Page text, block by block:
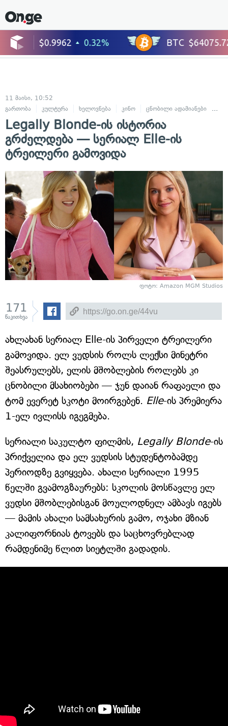
11 მაისი, 10:52
გართობა
კულტურა ხელოვნება კინო ცნობილი ადამიანები
Legally Blonde-ის ისტორია
გრძელდება — სერიალ Elle-ის
ტრეილერი გამოვიდა
ფოტო: Amazon MGM Studios
171
წაკითხვა
ახლახან სერიალ Elle-ის პირველი ტრეილერი
გამოვიდა. ელ ვუდსის როლს ლექსი მინეტრი
შეასრულებს, ელის მშობლების როლებს კი
ცნობილი მსახიობები — ჯუნ დაიან რაფაელი და
ტომ ევერეტ სკოტი მოირგებენ. Elle-ის პრემიერა
1-ელ ივლისს იგეგმება.
სერიალი საკულტო ფილმის, Legally Blonde-ის
პრიქველია და ელ ვუდსის სტუდენტობამდე
პერიოდზე გვიყვება. ახალი სერიალი 1995
წელში გვამოგზაურებს: სკოლის მოსწავლე ელ
ვუდსი მშობლებისგან მოულოდნელ ამბავს იგებს
— მამის ახალი სამსახურის გამო, ოჯახი მზიან
კალიფორნიას ტოვებს და საცხოვრებლად
რამდენიმე წლით სიეტლში გადადის.